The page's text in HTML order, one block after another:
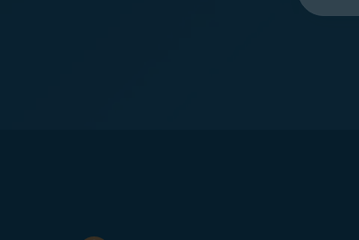
idioma: